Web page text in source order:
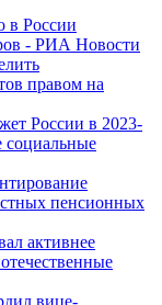
в России
- РИА Новости
правом на
России в 2023-
социальные
пенсионных
активнее
вице-